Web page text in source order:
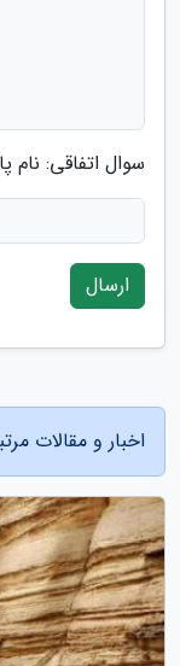
سوال اتفاقی:
ارسال
اخبار و مقالات